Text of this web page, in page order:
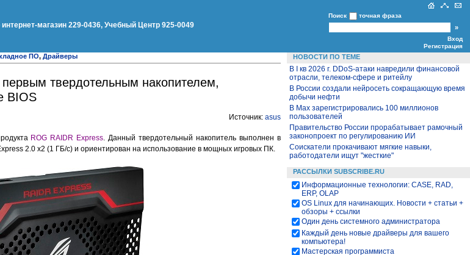
магазин 229-0436, Учебный Центр 925-0049
Поиск точная фраза
Вход
Регистрация
ПО, Драйверы
твердотельным накопителем,
BIOS
Источник: asus
ROG RAIDR Express . Данный твердотельный накопитель выполнен в
2.0 x2 (1 ГБ/с) и ориентирован на использование в мощных игровых ПК.
НОВОСТИ ПО ТЕМЕ
В I кв 2026 г. DDoS-атаки навредили финансовой
отрасли, телеком-сфере и ритейлу
В России создали нейросеть сокращающую время
добычи нефти
В Max зарегистрировались 100 миллионов
пользователей
Правительство России прорабатывает рамочный
законопроект по регулированию ИИ
Cоискатели прокачивают мягкие навыки,
работодатели ищут "жесткие"
РАССЫЛКИ SUBSCRIBE.RU
Информационные технологии: CASE, RAD,
ERP, OLAP
OS Linux для начинающих. Новости + статьи +
обзоры + ссылки
Один день системного администратора
Каждый день новые драйверы для вашего
компьютера!
Мастерская программиста